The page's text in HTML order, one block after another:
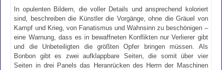
In opulenten Bildern, die voller Details und ansprechend koloriert
sind, beschreiben die Künstler die Vorgänge, ohne die Gräuel von
Kampf und Krieg, von Fanatismus und Wahnsinn zu beschönigen –
eine Warnung, dass es in bewaffneten Konflikten nur Verlierer gibt
und die Unbeteiligten die größten Opfer bringen müssen. Als
Bonbon gibt es zwei aufklappbare Seiten, die somit über vier
Seiten in drei Panels das Heranrücken des Herrn der Maschinen